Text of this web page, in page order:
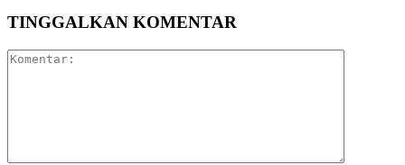
TINGGALKAN KOMENTAR